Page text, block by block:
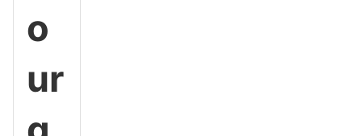
o
ur